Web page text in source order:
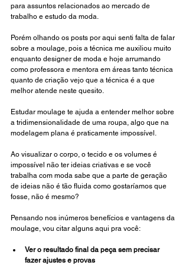
para assuntos relacionados ao mercado de
trabalho e estudo da moda.
Porém olhando os posts por aqui senti falta de falar
sobre a moulage, pois a técnica me auxiliou muito
enquanto designer de moda e hoje arrumando
como professora e mentora em áreas tanto técnica
quanto de criação vejo que a técnica é a que
melhor atende neste quesito.
Estudar moulage te ajuda a entender melhor sobre
a tridimensionalidade de uma roupa, algo que na
modelagem plana é praticamente impossível.
Ao visualizar o corpo, o tecido e os volumes é
impossível não ter ideias criativas e se você
trabalha com moda sabe que a parte de geração
de ideias não é tão fluida como gostaríamos que
fosse, não é mesmo?
Pensando nos inúmeros benefícios e vantagens da
moulage, vou citar alguns aqui pra você:
Ver o resultado final da peça sem precisar
fazer ajustes e provas